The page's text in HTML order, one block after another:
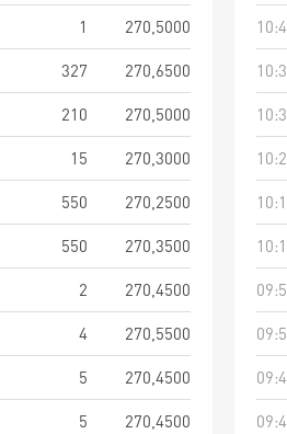
1
270,5000
327
270,6500
210
270,5000
15
270,3000
550
270,2500
550
270,3500
2
270,4500
4
270,5500
5
270,4500
5
270,4500